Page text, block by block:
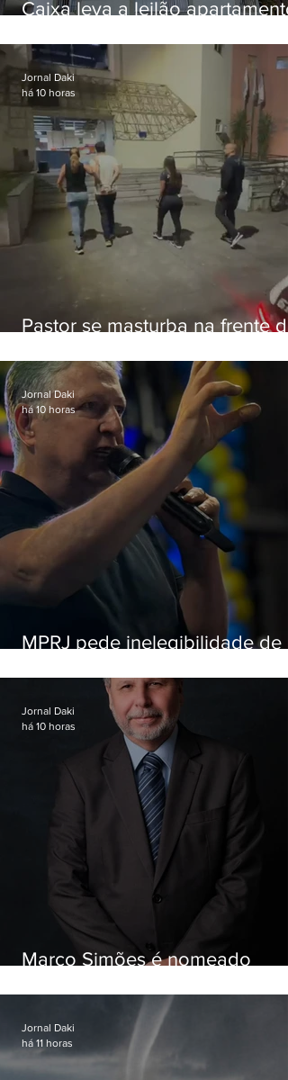
Caixa leva a leilão apartamento
Botafogo
Pastor se masturba na frente de
Jornal Daki
há 10 horas
MPRJ pede inelegibilidade de
Jornal Daki
há 10 horas
Marco Simões é nomeado
Jornal Daki
há 10 horas
Jornal Daki
há 11 horas